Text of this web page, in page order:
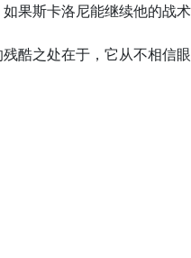
果斯卡洛尼能继续他的战
酷之处在于，它从不相信